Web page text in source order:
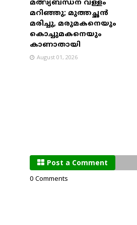
മത്സ്യബന്ധന വള്ളം
മറിഞ്ഞു; മുത്തച്ഛൻ
മരിച്ചു, മരുമകനെയും
കൊച്ചുമകനെയും
കാണാതായി
August 01, 2026
Post a Comment
0 Comments